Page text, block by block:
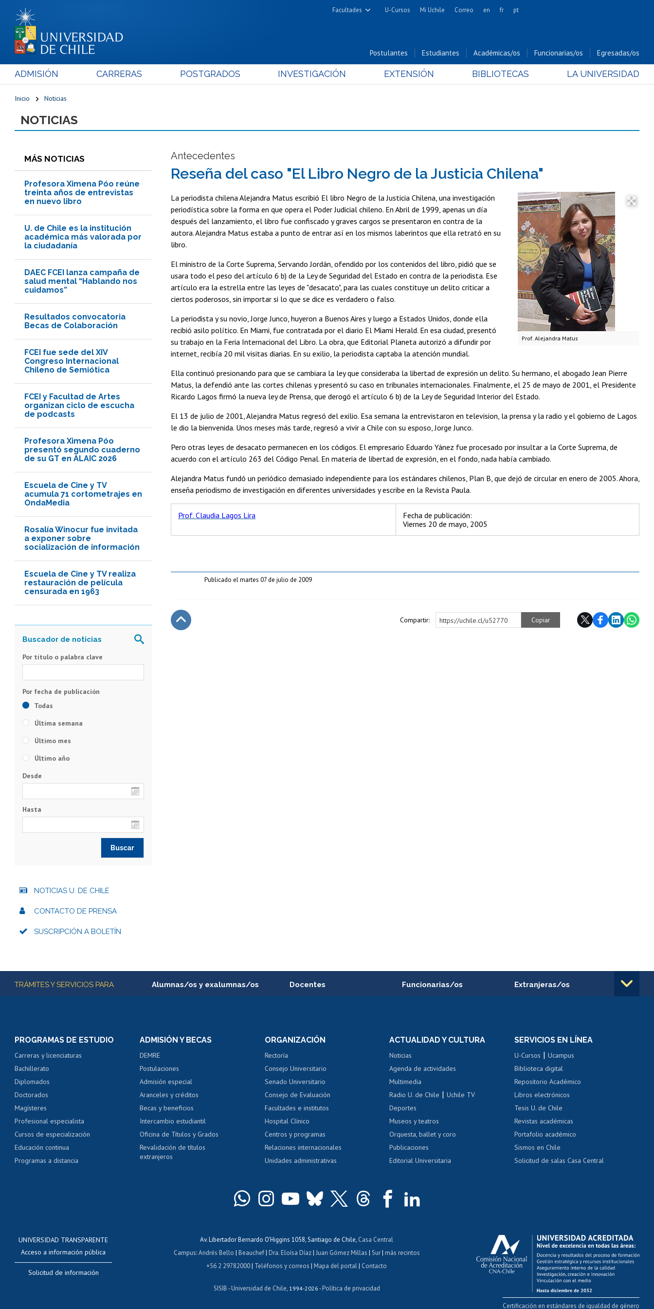
Facultades
Cs. Físicas y Matemáticas
Cs. Forestales y Conservación
Cs. Químicas y Farmacéuticas
Cs. Sociales
Nutrición y Tecnología de
Alimentos
Bachillerato
U-Cursos Mi Uchile Correo en fr pt
Postulantes Estudiantes Académicas/os Funcionarias/os Egresadas/os
ADMISIÓN CARRERAS POSTGRADOS INVESTIGACIÓN EXTENSIÓN BIBLIOTECAS LA UNIVERSIDAD
Inicio Noticias
NOTICIAS
MÁS NOTICIAS
Profesora Ximena Póo reúne
treinta años de entrevistas
en nuevo libro
U. de Chile es la institución
académica más valorada por
la ciudadanía
DAEC FCEI lanza campaña de
salud mental “Hablando nos
cuidamos”
Resultados convocatoria
Becas de Colaboración
FCEI fue sede del XIV
Congreso Internacional
Chileno de Semiótica
FCEI y Facultad de Artes
organizan ciclo de escucha
de podcasts
Profesora Ximena Póo
presentó segundo cuaderno
de su GT en ALAIC 2026
Escuela de Cine y TV
acumula 71 cortometrajes en
OndaMedia
Rosalía Winocur fue invitada
a exponer sobre
socialización de información
Escuela de Cine y TV realiza
restauración de película
censurada en 1963
Antecedentes
Reseña del caso "El Libro Negro de la Justicia Chilena"
Prof. Alejandra Matus
La periodista chilena Alejandra Matus escribió El libro Negro de la Justicia Chilena, una investigación
periodística sobre la forma en que opera el Poder Judicial chileno. En Abril de 1999, apenas un día
después del lanzamiento, el libro fue confiscado y graves cargos se presentaron en contra de la
autora. Alejandra Matus estaba a punto de entrar así en los mismos laberintos que ella retrató en su
libro.
El ministro de la Corte Suprema, Servando Jordán, ofendido por los contenidos del libro, pidió que se
usara todo el peso del artículo 6 b) de la Ley de Seguridad del Estado en contra de la periodista. Ese
artículo era la estrella entre las leyes de "desacato", para las cuales constituye un delito criticar a
ciertos poderosos, sin importar si lo que se dice es verdadero o falso.
La periodista y su novio, Jorge Junco, huyeron a Buenos Aires y luego a Estados Unidos, donde ella
recibió asilo político. En Miami, fue contratada por el diario El Miami Herald. En esa ciudad, presentó
su trabajo en la Feria Internacional del Libro. La obra, que Editorial Planeta autorizó a difundir por
internet, recibía 20 mil visitas diarias. En su exilio, la periodista captaba la atención mundial.
Ella continuó presionando para que se cambiara la ley que consideraba la libertad de expresión un delito. Su hermano, el abogado Jean Pierre
Matus, la defendió ante las cortes chilenas y presentó su caso en tribunales internacionales. Finalmente, el 25 de mayo de 2001, el Presidente
Ricardo Lagos firmó la nueva ley de Prensa, que derogó el artículo 6 b) de la Ley de Seguridad Interior del Estado.
El 13 de julio de 2001, Alejandra Matus regresó del exilio. Esa semana la entrevistaron en television, la prensa y la radio y el gobierno de Lagos
le dio la bienvenida. Unos meses más tarde, regresó a vivir a Chile con su esposo, Jorge Junco.
Pero otras leyes de desacato permanecen en los códigos. El empresario Eduardo Yánez fue procesado por insultar a la Corte Suprema, de
acuerdo con el artículo 263 del Código Penal. En materia de libertad de expresión, en el fondo, nada había cambiado.
Alejandra Matus fundó un periódico demasiado independiente para los estándares chilenos, Plan B, que dejó de circular en enero de 2005. Ahora,
enseña periodismo de investigación en diferentes universidades y escribe en la Revista Paula.
Prof. Claudia Lagos Lira
Fecha de publicación:
Viernes 20 de mayo, 2005
Publicado el martes 07 de julio de 2009
Compartir: https://uchile.cl/u52770 Copiar
Por título o palabra clave
Todas
Última semana
Último mes
Último año
Desde
Hasta
NOTICIAS U. DE CHILE
CONTACTO DE PRENSA
SUSCRIPCIÓN A BOLETÍN
Más información
TRÁMITES Y SERVICIOS PARA Alumnas/os y exalumnas/os
Servicio médico y dental
Pago de arancel y crédito alumnos
Pago de arancel y crédito exalumnos
Certificado de títulos y grados
Docentes
Perfeccionamiento
Evaluación docente
Calificación académica
Postulación al AUCAI
Funcionarias/os
Portal de movilidad interna
Certificado de renta
Certificado de renta
Extranjeras/os
Cursos de español
Mi Uchile Ayuda tecnológica Tarjeta TUI Acoso laboral, sexual y violencia Denuncias administrativas
PROGRAMAS DE ESTUDIO
Carreras y licenciaturas
Bachillerato
Diplomados
Doctorados
Magísteres
Profesional especialista
Cursos de especialización
Educación continua
Programas a distancia
ADMISIÓN Y BECAS
DEMRE
Postulaciones
Admisión especial
Aranceles y créditos
Becas y beneficios
Intercambio estudiantil
Oficina de Títulos y Grados
Revalidación de títulos
extranjeros
ORGANIZACIÓN
Rectoría
Consejo Universitario
Senado Universitario
Consejo de Evaluación
Facultades e institutos
Hospital Clínico
Centros y programas
Relaciones internacionales
Unidades administrativas
ACTUALIDAD Y CULTURA
Noticias
Agenda de actividades
Multimedia
Radio U. de Chile |Uchile TV
Deportes
Museos y teatros
Orquesta, ballet y coro
Publicaciones
Editorial Universitaria
SERVICIOS EN LÍNEA
U-Cursos |Ucampus
Biblioteca digital
Repositorio Académico
Libros electrónicos
Tesis U. de Chile
Revistas académicas
Portafolio académico
Sismos en Chile
Solicitud de salas Casa Central
UNIVERSIDAD TRANSPARENTE
Acceso a información pública
Solicitud de información
Av. Libertador Bernardo O'Higgins 1058, Santiago de Chile, Casa Central
Campus:Andrés Bello | Beauchef| Dra. Eloísa Díaz| Juan Gómez Millas | Sur| más recintos
+56 2 29782000| Teléfonos y correos |Mapa del portal| Contacto
SISIB -Universidad de Chile , 1994-2026 -Política de privacidad
Certificación en estándares de igualdad de género